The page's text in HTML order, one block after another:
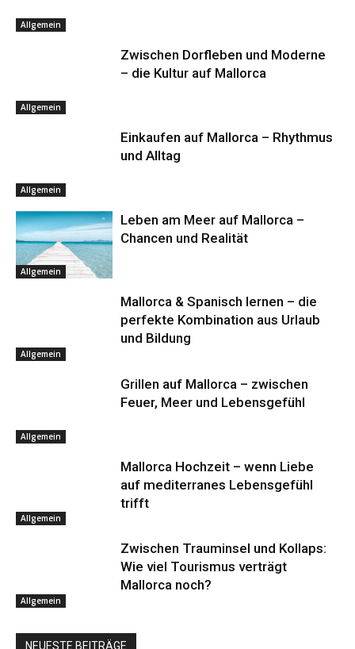
Allgemein
Allgemein
Zwischen Dorfleben und Moderne
– die Kultur auf Mallorca
Allgemein
Einkaufen auf Mallorca – Rhythmus
und Alltag
Allgemein
Leben am Meer auf Mallorca –
Chancen und Realität
Allgemein
Mallorca & Spanisch lernen – die
perfekte Kombination aus Urlaub
und Bildung
Allgemein
Grillen auf Mallorca – zwischen
Feuer, Meer und Lebensgefühl
Allgemein
Mallorca Hochzeit – wenn Liebe
auf mediterranes Lebensgefühl
trifft
Allgemein
Zwischen Trauminsel und Kollaps:
Wie viel Tourismus verträgt
Mallorca noch?
NEUESTE BEITRÄGE